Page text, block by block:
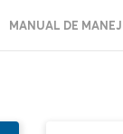
MANUAL DE